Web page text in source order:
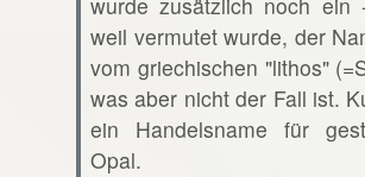
weil vermutet wurde, der
vom griechischen "lithos"
was aber nicht der Fall ist.
ein Handelsname für
Opal.